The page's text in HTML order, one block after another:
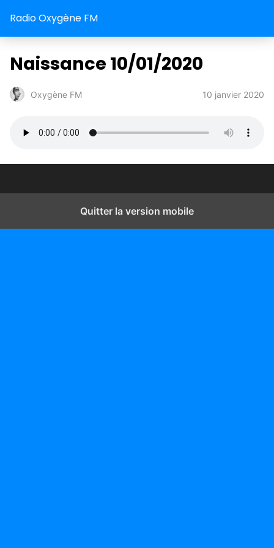
Radio Oxygène FM
Naissance 10/01/2020
Oxygène FM 10 janvier 2020
Quitter la version mobile